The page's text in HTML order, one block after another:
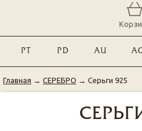
PT PD AU
Главная → СЕРЕБРО → Серьги 925